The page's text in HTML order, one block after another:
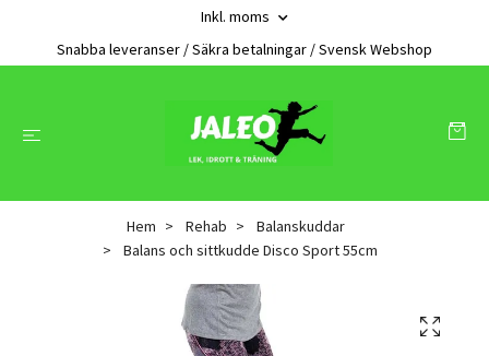
Inkl. moms
Snabba leveranser / Säkra betalningar / Svensk Webshop
Hem Rehab
Balanskuddar
Balans och sittkudde Disco Sport 55cm